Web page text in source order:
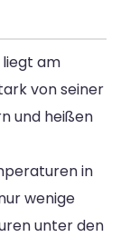
liegt am
von seiner
und heißen
in
wenige
unter den